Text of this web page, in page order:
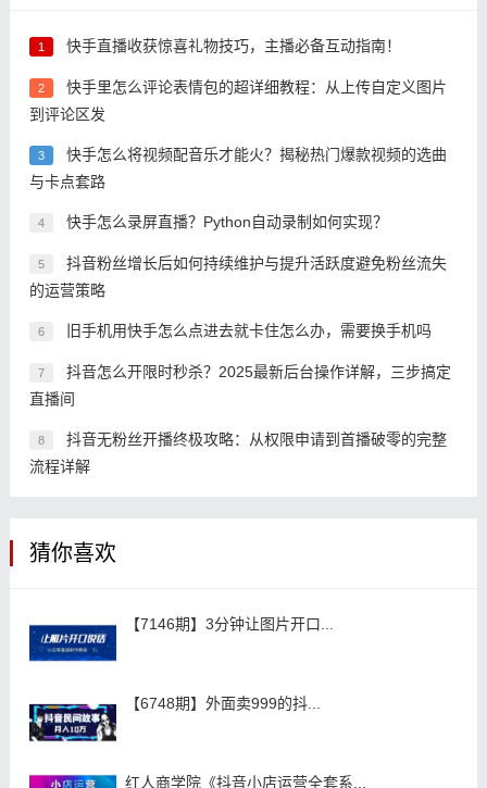
1 快手直播收获惊喜礼物技巧，主播必备互动指南！
2
快手里怎么评论表情包的超详细教程：从上传自定义图片
到评论区发
3
快手怎么将视频配音乐才能火？揭秘热门爆款视频的选曲
与卡点套路
4 快手怎么录屏直播？Python自动录制如何实现？
5
抖音粉丝增长后如何持续维护与提升活跃度避免粉丝流失
的运营策略
6 旧手机用快手怎么点进去就卡住怎么办，需要换手机吗
7
抖音怎么开限时秒杀？2025最新后台操作详解，三步搞定
直播间
8
抖音无粉丝开播终极攻略：从权限申请到首播破零的完整
流程详解
猜你喜欢
【7146期】3分钟让图片开口...
【6748期】外面卖999的抖...
红人商学院《抖音小店运营全套系...